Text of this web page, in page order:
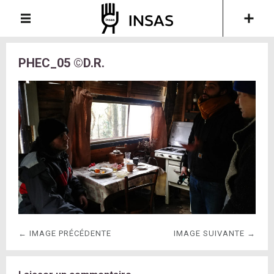
PHEC_05 ©D.R.
← IMAGE PRÉCÉDENTE IMAGE SUIVANTE →